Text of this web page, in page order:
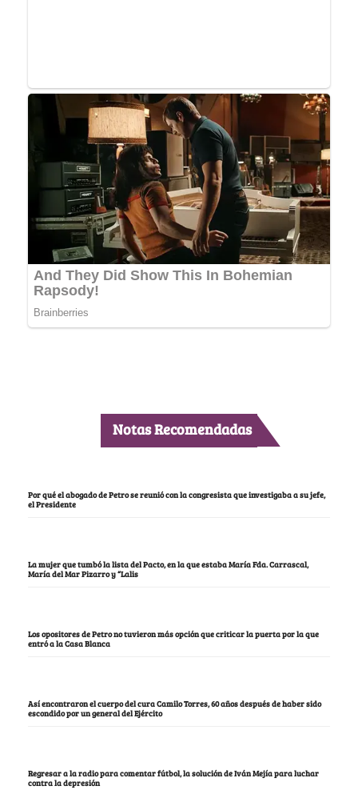
Notas Recomendadas
Por qué el abogado de Petro se reunió con la congresista que investigaba a su jefe,
el Presidente
La mujer que tumbó la lista del Pacto, en la que estaba María Fda. Carrascal,
María del Mar Pizarro y “Lalis
Los opositores de Petro no tuvieron más opción que criticar la puerta por la que
entró a la Casa Blanca
Así encontraron el cuerpo del cura Camilo Torres, 60 años después de haber sido
escondido por un general del Ejército
Regresar a la radio para comentar fútbol, la solución de Iván Mejía para luchar
contra la depresión